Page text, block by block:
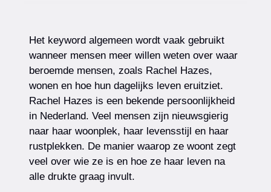
Het keyword algemeen wordt vaak gebruikt
wanneer mensen meer willen weten over waar
beroemde mensen, zoals Rachel Hazes,
wonen en hoe hun dagelijks leven eruitziet.
Rachel Hazes is een bekende persoonlijkheid
in Nederland. Veel mensen zijn nieuwsgierig
naar haar woonplek, haar levensstijl en haar
rustplekken. De manier waarop ze woont zegt
veel over wie ze is en hoe ze haar leven na
alle drukte graag invult.